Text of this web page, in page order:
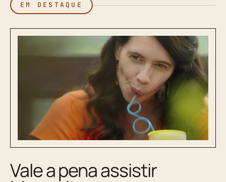
EM DESTAQUE
Vale a pena assistir